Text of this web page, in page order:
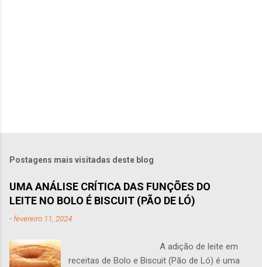
t
r
u
m
o
e
n
Postagens mais visitadas deste blog
UMA ANÁLISE CRÍTICA DAS FUNÇÕES DO
LEITE NO BOLO É BISCUIT (PÃO DE LÓ)
- fevereiro 11, 2024
A adição de leite em
receitas de Bolo e Biscuit (Pão de Ló) é uma